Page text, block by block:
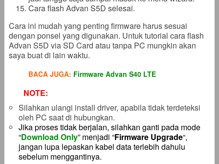
Cara flash Advan S5D selesai.
Cara ini mudah yang penting firmware harus sesuai
dengan ponsel yang digunakan. Untuk tutorial cara flash
Advan S5D via SD Card atau tanpa PC mungkin akan
saya buat di lain waktu.
BACA JUGA: Firmware Advan S40 LTE
NOTE:
Silahkan ulangi install driver, apabila tidak terdeteksi
oleh PC saat di hubungkan.
Jika proses tidak berjalan, silahkan ganti pada mode
“Download Only” menjadi “Firmware Upgrade“,
jangan lupa lepaskan kabel data terlebih dahulu
sebelum menggantinya.